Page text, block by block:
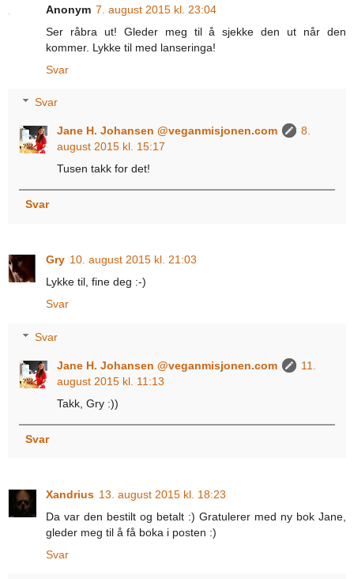
Anonym 7. august 2015 kl. 23:04
Ser råbra ut! Gleder meg til å sjekke den ut når den
kommer. Lykke til med lanseringa!
Svar
Svar
Jane H. Johansen @veganmisjonen.com
8.
august 2015 kl. 15:17
Tusen takk for det!
Svar
Gry 10. august 2015 kl. 21:03
Lykke til, fine deg :-)
Svar
Svar
Jane H. Johansen @veganmisjonen.com
11.
august 2015 kl. 11:13
Takk, Gry :))
Svar
Xandrius 13. august 2015 kl. 18:23
Da var den bestilt og betalt :) Gratulerer med ny bok Jane,
gleder meg til å få boka i posten :)
Svar